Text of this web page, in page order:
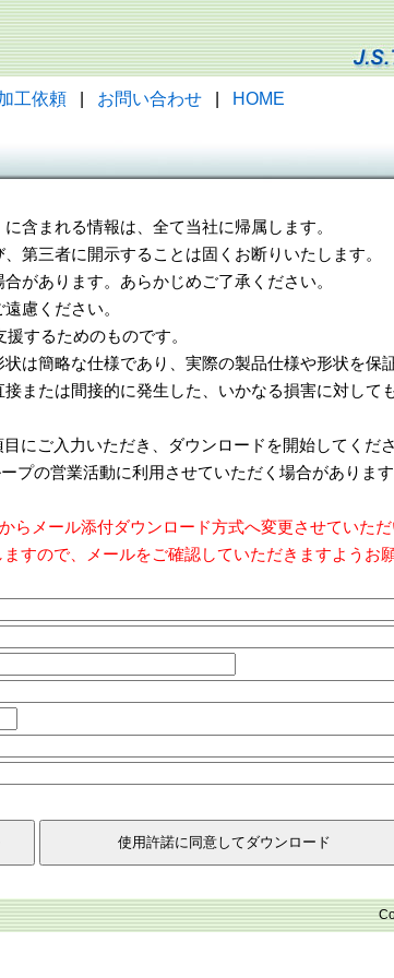
工依頼 お問い合わせ HOME
含まれる情報は、全て当社に帰属します。
第三者に開示することは固くお断りいたします。
があります。あらかじめご了承ください。
慮ください。
するためのものです。
は簡略な仕様であり、実際の製品仕様や形状を保
または間接的に発生した、いかなる損害に対して
にご入力いただき、ダウンロードを開始してくださ
プの営業活動に利用させていただく場合があります
らメール添付ダウンロード方式へ変更させていただ
すので、メールをご確認していただきますようお